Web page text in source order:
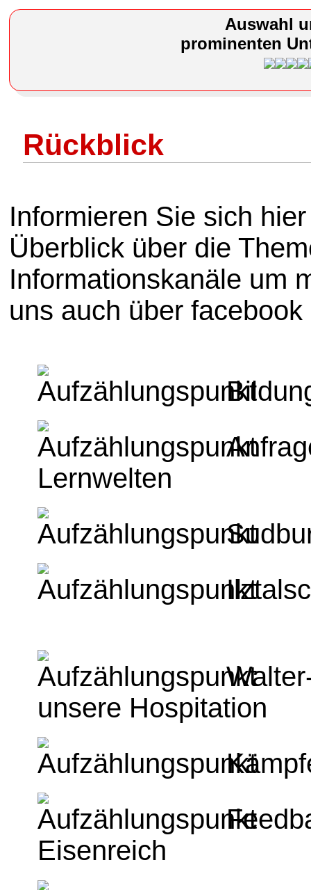
Auswahl
prominenten
Rückblick
Informieren Sie sich
Überblick über die
Informationskanäle um
uns auch über facebook
Lernwelten
unsere Hospitation
Eisenreich